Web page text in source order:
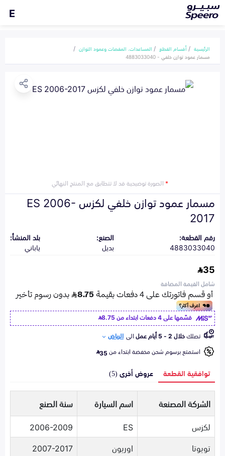
E
الرئيسية أقسام القطع
المساعدات، المقصات وعمود التوازن
مسمار عمود توازن خلفي - 4883033040
*الصورة توضيحية قد لا تتطابق مع المنتج النهائي
مسمار عمود توازن خلفي لكزس ES 2006-
2017
رقم القطعة:
4883033040
الصنع:
بديل
بلد المنشأ:
ياباني
35
شامل القيمة المضافة
قسّمها على 4 دفعات ابتداء من
8.75
تصلكخلال 2 - 5 أيام عمل الى الرياض
استمتع برسوم شحن مخفضة ابتداء من35
توافقية القطعة عروض أخرى (5)
الشركة المصنعة اسم السيارة
سنة الصنع
لكزس
ES
2006-2009
تويوتا
اوريون
2007-2017